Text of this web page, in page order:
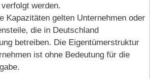
werden.
Kapazitäten gelten Unternehmen oder
die in Deutschland
betreiben. Die Eigentümerstruktur
ist ohne Bedeutung für die